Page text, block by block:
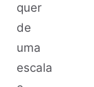
quer
de
uma
escala